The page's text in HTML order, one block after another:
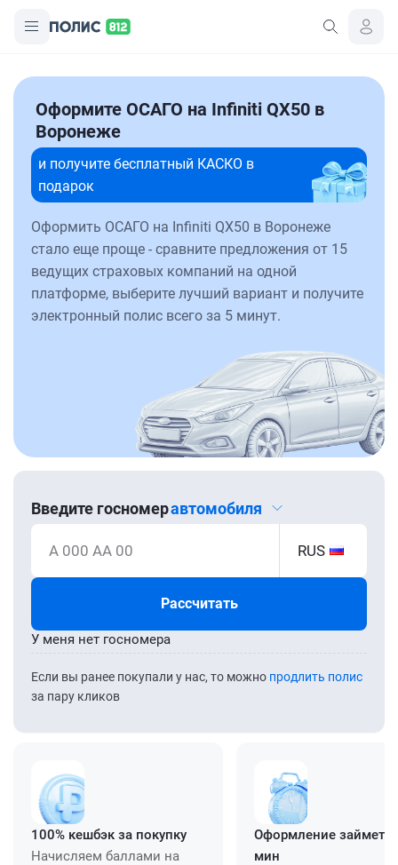
Оформите ОСАГО на Infiniti QX50 в
Воронеже
и получите бесплатный КАСКО в
подарок
Оформить ОСАГО на Infiniti QX50 в Воронеже
стало еще проще - сравните предложения от 15
ведущих страховых компаний на одной
платформе, выберите лучший вариант и получите
электронный полис всего за 5 минут.
Введите госномеравтомобиля
А 000 АА 00 RUS
Рассчитать
Если вы ранее покупали у нас, то можно продлить полис
за пару кликов
У меня нет госномера
100% кешбэк за покупку
Начисляем баллами на
Оформление займет
мин